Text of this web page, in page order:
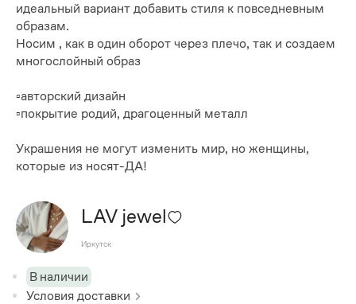
идеальный вариант добавить стиля к повседневным
образам.
Носим , как в один оборот через плечо, так и создаем
многослойный образ
▫️авторский дизайн
▫️покрытие родий, драгоценный металл
Украшения не могут изменить мир, но женщины,
которые из носят-ДА!
LAV jewel
Иркутск
В наличии
Условия доставки